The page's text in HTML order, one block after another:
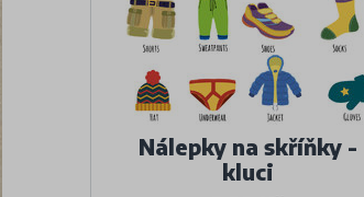
Nálepky na skříňky -
kluci